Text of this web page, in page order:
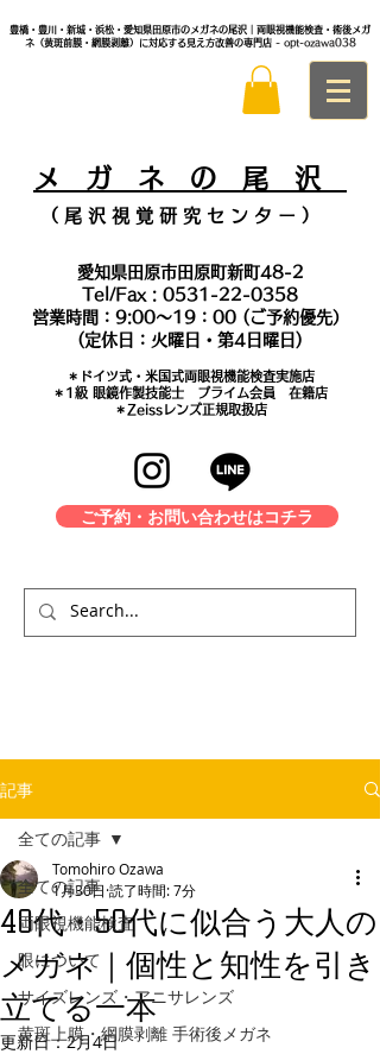
豊橋・豊川・新城・浜松・愛知県田原市のメガネの尾沢｜両眼視機能検査・術後メガ
ネ（黄斑前膜・網膜剥離）に対応する見え方改善の専門店 - opt-ozawa038
メ ガ ネ の 尾 沢
（ 尾 沢 視 覚 研 究 セ ン タ ー ）
愛知県田原市田原町新町48-2
Tel/Fax : 0531-22-0358
営業時間：9:00～19：00 (ご予約優先）
(定休日：火曜日・第4日曜日)
＊​ドイツ式・米国式両眼視機能検査実施店
​＊1級 眼鏡作製技能士 プライム会員 在籍店
＊Zeissレンズ正規取扱店
ご予約・お問い合わせはコチラ
記事
全ての記事
両眼視機能検査
眼について
サイズレンズ・アニサレンズ
黄斑上膜・網膜剥離 手術後メガネ
全ての記事
40代・50代に似合う大人の
メガネ｜個性と知性を引き
立てる一本
Tomohiro Ozawa
1月30日 読了時間: 7分
更新日：2月4日